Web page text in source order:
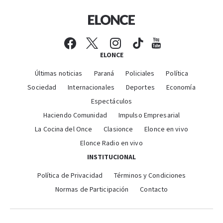
ELONCE
Últimas noticias Paraná Policiales
Política
Sociedad
Internacionales Deportes
Economía
Espectáculos
Haciendo Comunidad
Impulso Empresarial
La Cocina del Once
Clasionce
Elonce en vivo
Elonce Radio en vivo
INSTITUCIONAL
Política de Privacidad
Términos y Condiciones
Normas de Participación
Contacto